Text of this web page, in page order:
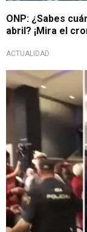
ONP: ¿Sabes
abril? ¡Mira el
ACTUALIDAD
A un día del